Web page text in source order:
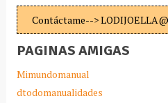
Contáctame-->
PAGINAS AMIGAS
Mimundomanual
dtodomanualidades